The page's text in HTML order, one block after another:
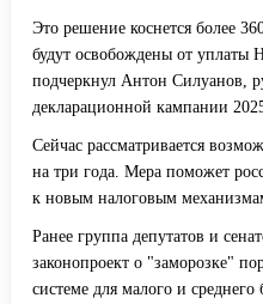
Это решение коснется более
будут освобождены от уплаты
подчеркнул Антон Силуанов,
декларационной кампании
Сейчас рассматривается
на три года. Мера поможет
к новым налоговым
Ранее группа депутатов и
законопроект о "заморозке"
системе для малого и